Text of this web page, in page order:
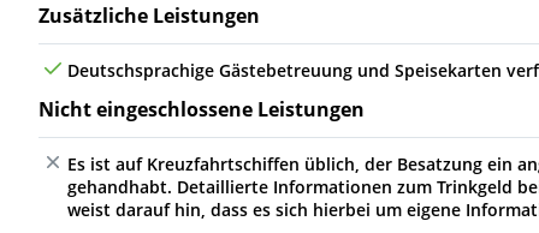
Sa 23.10.27 Fort Lauderdale (Port Everglades), USA
Zusätzliche Leistungen
Deutschsprachige Gästebetreuung und Speisekarten
Nicht eingeschlossene Leistungen
Es ist auf Kreuzfahrtschiffen üblich, der Besatzung ein
gehandhabt. Detaillierte Informationen zum Trinkgeld
weist darauf hin, dass es sich hierbei um eigene